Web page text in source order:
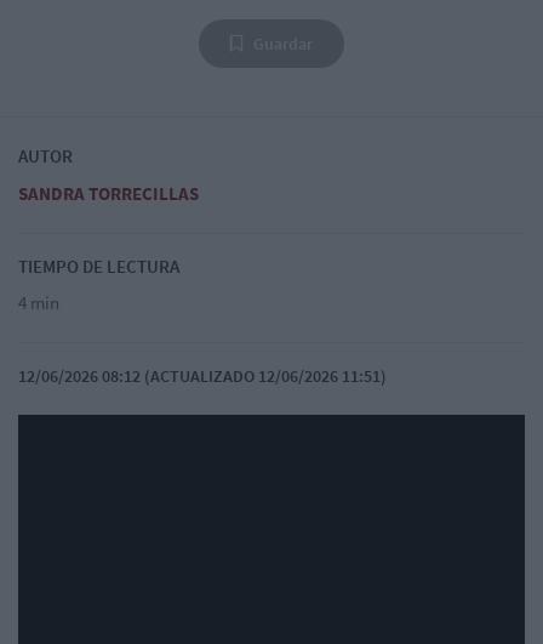
AUTOR
SANDRA TORRECILLAS
TIEMPO DE LECTURA
4 min
12/06/2026 08:12 (ACTUALIZADO 12/06/2026 11:51)